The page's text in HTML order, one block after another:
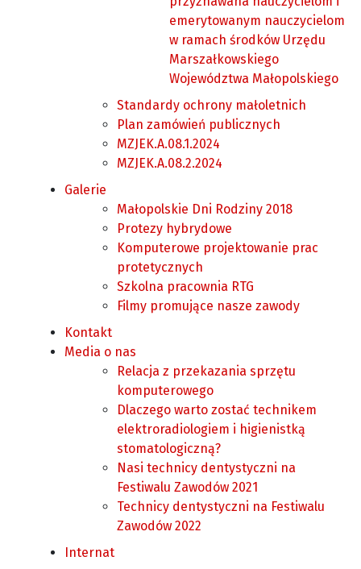
emerytowanym nauczycielom
w ramach środków Urzędu
Marszałkowskiego
Województwa Małopolskiego
Standardy ochrony małoletnich
Plan zamówień publicznych
MZJEK.A.08.1.2024
MZJEK.A.08.2.2024
Galerie
Małopolskie Dni Rodziny 2018
Protezy hybrydowe
Komputerowe projektowanie prac
protetycznych
Szkolna pracownia RTG
Filmy promujące nasze zawody
Kontakt
Media o nas
Relacja z przekazania sprzętu
komputerowego
Dlaczego warto zostać technikem
elektroradiologiem i higienistką
stomatologiczną?
Nasi technicy dentystyczni na
Festiwalu Zawodów 2021
Technicy dentystyczni na Festiwalu
Zawodów 2022
Internat